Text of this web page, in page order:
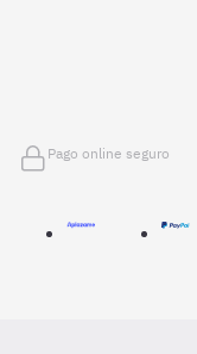
Pago online seguro